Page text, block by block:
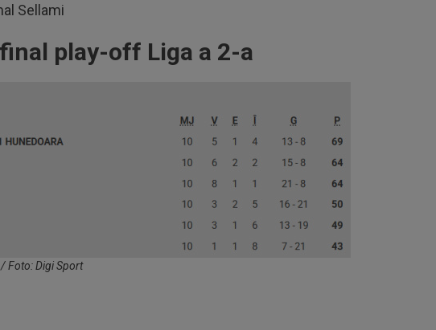
Sellami
play-off Liga a 2-a
Foto: Digi Sport